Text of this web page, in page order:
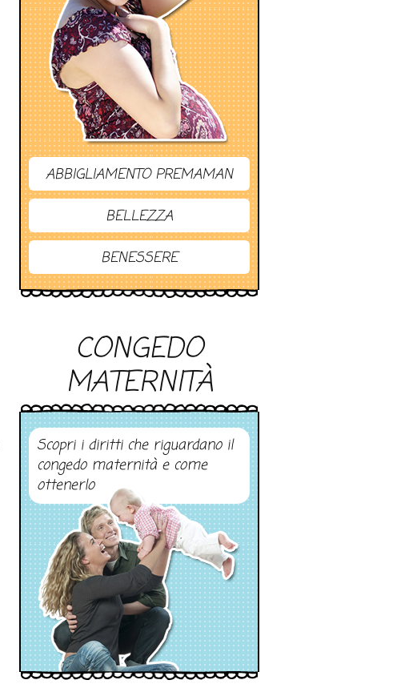
ABBIGLIAMENTO PREMAMAN
BELLEZZA
BENESSERE
CONGEDO
MATERNITÀ
Scopri i diritti che riguardano il
congedo maternità e come
ottenerlo